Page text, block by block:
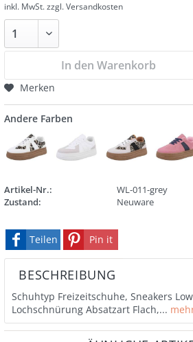
inkl. MwSt.zzgl. Versandkosten
In den Warenkorb
Merken
Andere Farben
Artikel-Nr.:
WL-011-grey
Zustand:
Neuware
Teilen Pin it
BESCHREIBUNG
Schuhtyp Freizeitschuhe, Sneakers
Lochschnürung Absatzart Flach,...